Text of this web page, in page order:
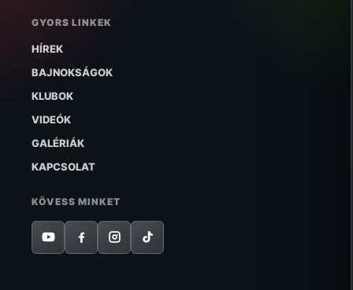
GYORS LINKEK
HÍREK
BAJNOKSÁGOK
KLUBOK
VIDEÓK
GALÉRIÁK
KAPCSOLAT
KÖVESS MINKET